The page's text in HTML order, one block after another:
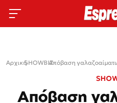
Αρχική›
SHOWBIZ›
Απόβαση